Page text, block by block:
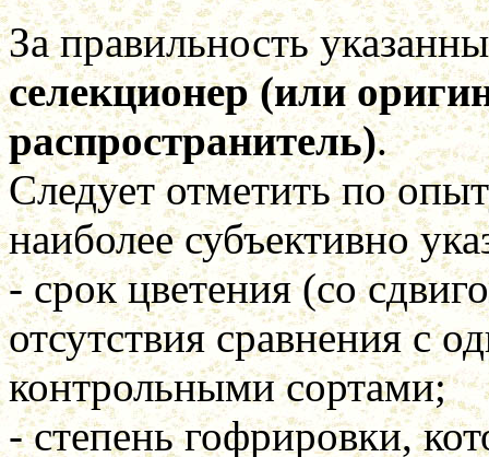
За правильность
селекционер (или
распространитель).
Следует отметить по
наиболее субъективно
- срок цветения (со
отсутствия сравнения с
контрольными сортами;
- степень гофрировки,